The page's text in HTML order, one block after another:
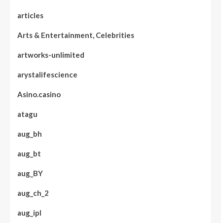
articles
Arts & Entertainment, Celebrities
artworks-unlimited
arystalifescience
Asino.casino
atagu
aug_bh
aug_bt
aug_BY
aug_ch_2
aug_ipl